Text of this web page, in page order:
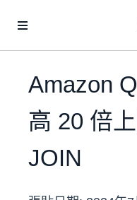
Amazon
高 20 倍
JOIN